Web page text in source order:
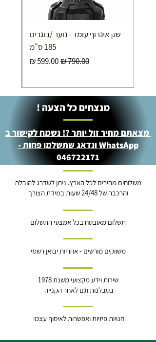
איסוף עצמי ללא עלות מסניף טבריה . רחוב העצמאות 5
מוצרי כושר ( בלבד) ניתן לאסוף ממחסני החברה בת"א
שק איגרוף עומד - נוער /בוגרים
185 ס"מ
מחיר רגילמחיר מבצע
מנצחים כל הצעה !
מצאתם מחיר זול יותר ?! נשמח לקישור ב
WhatsApp ונדאג שתשלמו פחות -
046722171
משלוחים מהירים לכל הארץ. ניתן לשדרג להובלה
והרכבה של 24/48 שעות במידת הצורך
תשלום מאובטח בכל אמצעי התשלום
משווקים מורשים - אחריות יבואן רשמי
שירות וידע מקצועי משנת 1978
בסבלנות וגם לאחר הקנייה
חנויות פיזיות ואפשרות לאיסוף עצמי